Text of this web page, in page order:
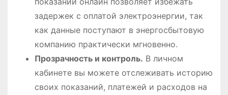
задержек с оплатой электроэнергии, так
как данные поступают в энергосбытовую
компанию практически мгновенно.
Прозрачность и контроль. В личном
кабинете вы можете отслеживать историю
своих показаний, платежей и расходов на